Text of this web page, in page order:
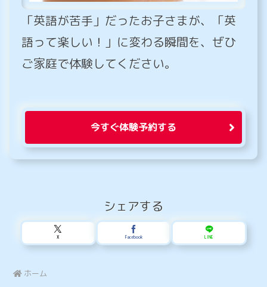
「英語が苦手」だったお子さまが、「英
語って楽しい！」に変わる瞬間を、ぜひ
ご家庭で体験してください。
今すぐ体験予約する
シェアする
X Facebook LINE
ホーム